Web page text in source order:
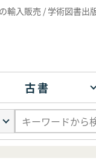
輸入販売 / 学術図書出
古書